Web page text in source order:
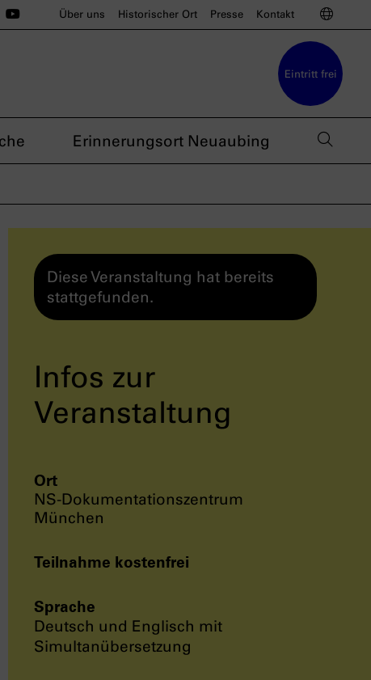
auf Instagram
München auf BlueSky
München auf Threads
nsdoku München auf TikTok
Das nsdoku München auf YouTube
Über uns Historischer Ort Presse Kontakt
Eintritt frei
Erinnerungsort Neuaubing
Diese Veranstaltung hat bereits
stattgefunden.
Infos zur
Veranstaltung
Ort
NS-Dokumentationszentrum
München
Teilnahme kostenfrei
Sprache
Deutsch und Englisch mit
Simultanübersetzung